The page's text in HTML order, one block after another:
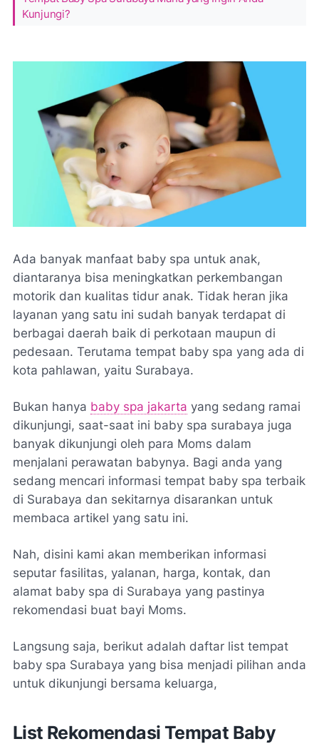
Kunjungi?
Ada banyak manfaat baby spa untuk anak,
diantaranya bisa meningkatkan perkembangan
motorik dan kualitas tidur anak. Tidak heran jika
layanan yang satu ini sudah banyak terdapat di
berbagai daerah baik di perkotaan maupun di
pedesaan. Terutama tempat baby spa yang ada di
kota pahlawan, yaitu Surabaya.
Bukan hanya baby spa jakarta yang sedang ramai
dikunjungi, saat-saat ini baby spa surabaya juga
banyak dikunjungi oleh para Moms dalam
menjalani perawatan babynya. Bagi anda yang
sedang mencari informasi tempat baby spa terbaik
di Surabaya dan sekitarnya disarankan untuk
membaca artikel yang satu ini.
Nah, disini kami akan memberikan informasi
seputar fasilitas, yalanan, harga, kontak, dan
alamat baby spa di Surabaya yang pastinya
rekomendasi buat bayi Moms.
Langsung saja, berikut adalah daftar list tempat
baby spa Surabaya yang bisa menjadi pilihan anda
untuk dikunjungi bersama keluarga,
List Rekomendasi Tempat Baby